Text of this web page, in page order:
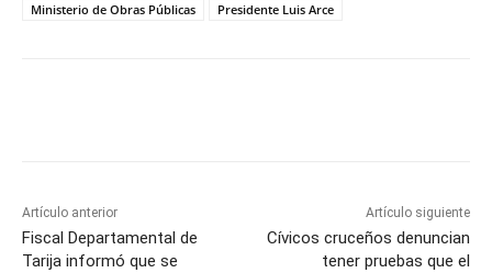
Ministerio de Obras Públicas
Presidente Luis Arce
Artículo anterior
Fiscal Departamental de
Tarija informó que se
Artículo siguiente
Cívicos cruceños denuncian
tener pruebas que el